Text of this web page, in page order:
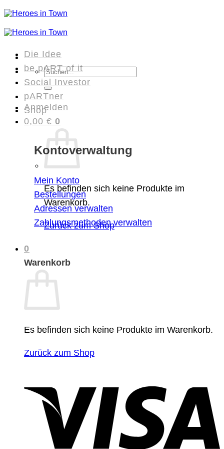
Zum
Inhalt
Suchen
nach:
Anmelden
0,00 € 0
Es befinden sich keine Produkte im
Warenkorb.
Zurück zum Shop
0
Warenkorb
Es befinden sich keine Produkte im Warenkorb.
Zurück zum Shop
Die Idee
be pART of it
Social Investor
pARTner
Shop
Kontoverwaltung
Mein Konto
Bestellungen
Adressen verwalten
Zahlungsmethoden verwalten